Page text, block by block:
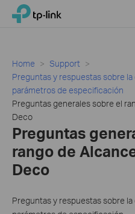
Click
navigation
TP-Link, Reliably Smart
Home
Support
Preguntas y respuestas sobre
parámetros de especificación
Preguntas generales sobre el
Deco
Preguntas
rango de
Deco
Preguntas y respuestas sobre